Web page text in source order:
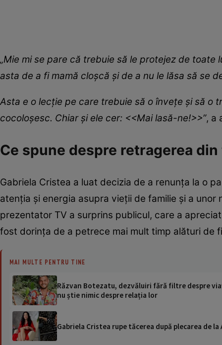
„Mie mi se pare că trebuie să le protejez de
asta de a fi mamă cloșcă și de a nu le lăsa să se
Asta e o lecție pe care trebuie să o învețe și să o
cocoloșesc. Chiar și ele cer: <<Mai lasă-ne!>>”, a
Ce spune despre retragerea
Gabriela Cristea a luat decizia de a renunța la o
atenția și energia asupra vieții de familie și a
prezentator TV a surprins publicul, care a
fost dorința de a petrece mai mult timp alături de
MAI MULTE PENTRU TINE
Răzvan Botezatu, dezvăluiri fără filtre despre
nu știe nimic despre relația lor
Gabriela Cristea rupe tăcerea după plecarea de